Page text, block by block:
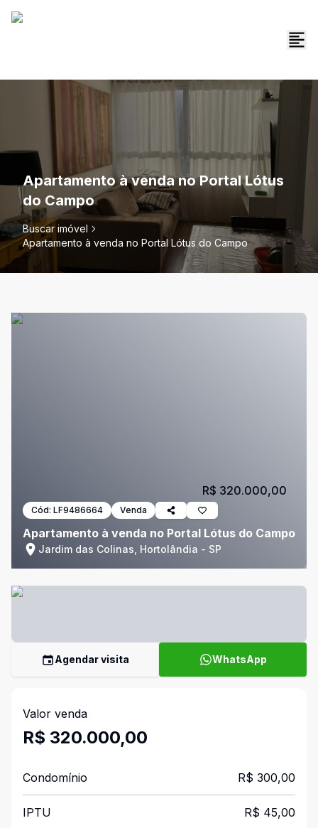
Apartamento à venda no Portal Lótus
do Campo
Buscar imóvel
Apartamento à venda no Portal Lótus do Campo
Cód: LF9486664 Venda
Apartamento à venda no Portal Lótus do Campo
Jardim das Colinas, Hortolândia - SP
R$ 320.000,00
Agendar visita WhatsApp
Valor venda
R$ 320.000,00
Condomínio R$ 300,00
IPTU R$ 45,00